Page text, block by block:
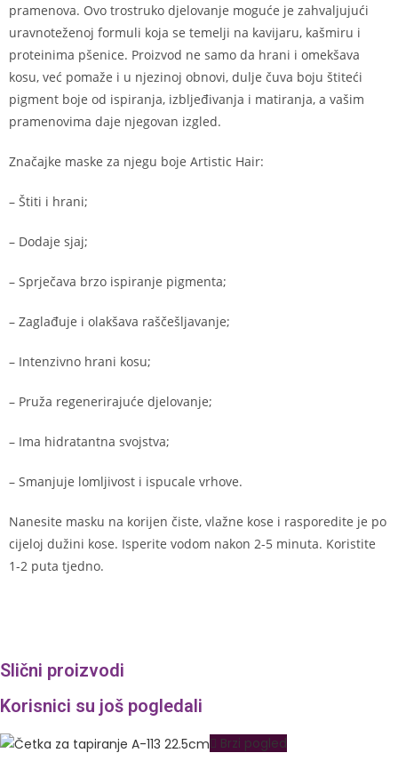
pramenova. Ovo trostruko djelovanje moguće je zahvaljujući
uravnoteženoj formuli koja se temelji na kavijaru, kašmiru i
proteinima pšenice. Proizvod ne samo da hrani i omekšava
kosu, već pomaže i u njezinoj obnovi, dulje čuva boju štiteći
pigment boje od ispiranja, izbljeđivanja i matiranja, a vašim
pramenovima daje njegovan izgled.
Značajke maske za njegu boje Artistic Hair:
– Štiti i hrani;
– Dodaje sjaj;
– Sprječava brzo ispiranje pigmenta;
– Zaglađuje i olakšava raščešljavanje;
– Intenzivno hrani kosu;
– Pruža regenerirajuće djelovanje;
– Ima hidratantna svojstva;
– Smanjuje lomljivost i ispucale vrhove.
Nanesite masku na korijen čiste, vlažne kose i rasporedite je po
cijeloj dužini kose. Isperite vodom nakon 2-5 minuta. Koristite
1-2 puta tjedno.
Slični proizvodi
Korisnici su još pogledali
Brzi pogled